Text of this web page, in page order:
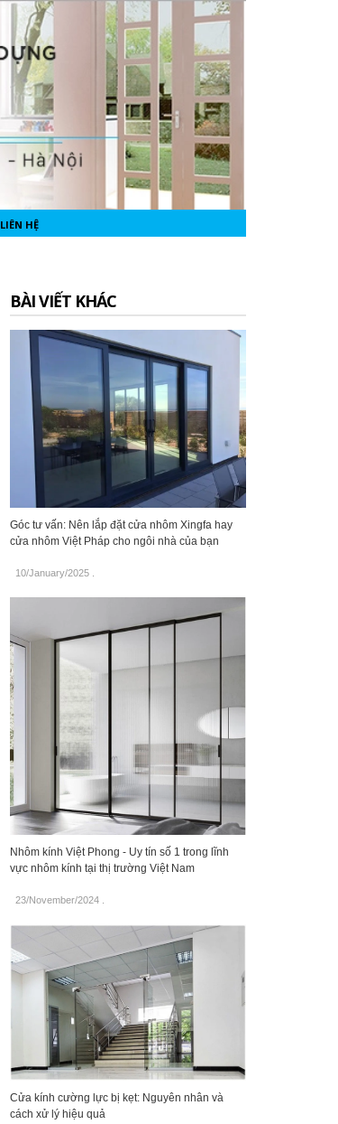
LIÊN HỆ
BÀI VIẾT KHÁC
Góc tư vấn: Nên lắp đặt cửa nhôm Xingfa hay
cửa nhôm Việt Pháp cho ngôi nhà của bạn
10/January/2025.
Nhôm kính Việt Phong - Uy tín số 1 trong lĩnh
vực nhôm kính tại thị trường Việt Nam
23/November/2024.
Cửa kính cường lực bị kẹt: Nguyên nhân và
cách xử lý hiệu quả